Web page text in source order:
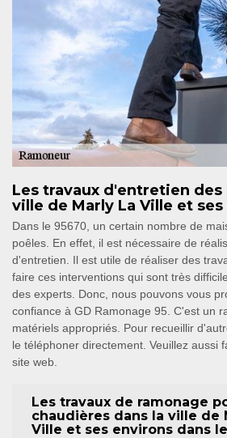
Les travaux d'entretien des
ville de Marly La Ville et
Dans le 95670, un certain nombre de
poêles. En effet, il est nécessaire de
d'entretien. Il est utile de réaliser des
faire ces interventions qui sont très
des experts. Donc, nous pouvons vous
confiance à GD Ramonage 95. C'est un
matériels appropriés. Pour recueillir
le téléphoner directement. Veuillez aussi
site web.
Les travaux de ramonage
chaudières dans la ville de
Ville et ses environs dans